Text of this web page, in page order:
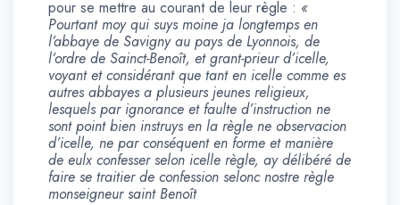
pour se mettre au courant de leur règle : «
Pourtant moy qui suys moine ja longtemps en
l’abbaye de Savigny au pays de Lyonnois, de
l’ordre de Sainct-Benoît, et grant-prieur d’icelle,
voyant et considérant que tant en icelle comme es
autres abbayes a plusieurs jeunes religieux,
lesquels par ignorance et faulte d’instruction ne
sont point bien instruys en la règle ne observacion
d’icelle, ne par conséquent en forme et manière
de eulx confesser selon icelle règle, ay délibéré de
faire se traitier de confession selonc nostre règle
monseigneur saint Benoît